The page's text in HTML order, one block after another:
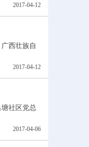
2017-04-12
西壮族自
2017-04-12
社区党总
2017-04-06